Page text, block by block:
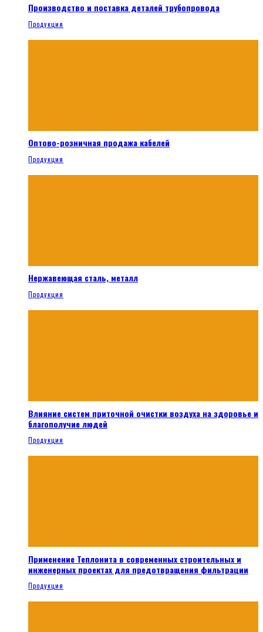
Производство и поставка деталей трубопровода
Продукция
Оптово-розничная продажа кабелей
Продукция
Нержавеющая сталь, металл
Продукция
Влияние систем приточной очистки воздуха на здоровье и
благополучие людей
Продукция
Применение Теплонита в современных строительных и
инженерных проектах для предотвращения фильтрации
Продукция